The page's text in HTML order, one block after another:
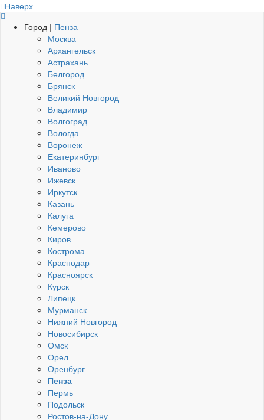
Наверх
Город | Пенза
Москва
Архангельск
Астрахань
Белгород
Брянск
Великий Новгород
Владимир
Волгоград
Вологда
Воронеж
Екатеринбург
Иваново
Ижевск
Иркутск
Казань
Калуга
Кемерово
Киров
Кострома
Краснодар
Красноярск
Курск
Липецк
Мурманск
Нижний Новгород
Новосибирск
Омск
Орел
Оренбург
Пенза
Пермь
Подольск
Ростов-на-Дону